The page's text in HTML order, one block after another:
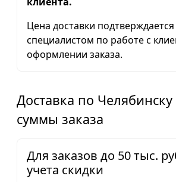
Цена доставки подтверждается
специалистом по работе с
оформлении заказа.
Доставка по Челябинску
суммы заказа
Для заказов до 50 тыс.
учета скидки